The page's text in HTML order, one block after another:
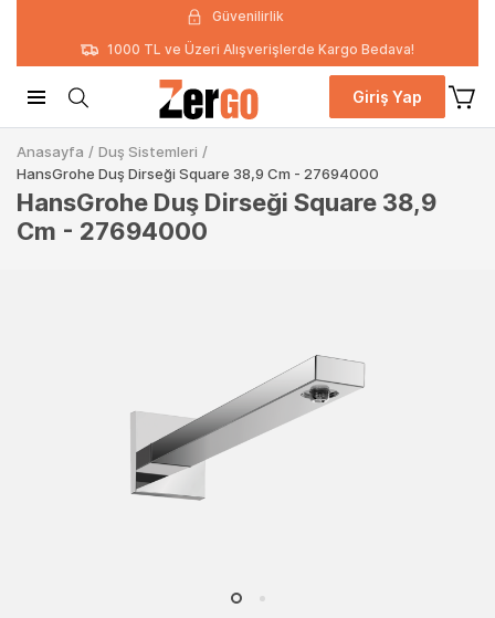
Güvenilirlik
1000 TL ve Üzeri Alışverişlerde Kargo Bedava!
Giriş Yap
Anasayfa / Duş Sistemleri /
HansGrohe Duş Dirseği Square 38,9 Cm - 27694000
HansGrohe Duş Dirseği Square 38,9
Cm - 27694000